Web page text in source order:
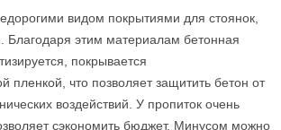
видом покрытиями для стоянок,
Благодаря этим материалам бетонная
покрывается
пленкой, что позволяет защитить бетон от
воздействий. У пропиток очень
сэкономить бюджет. Минусом можно